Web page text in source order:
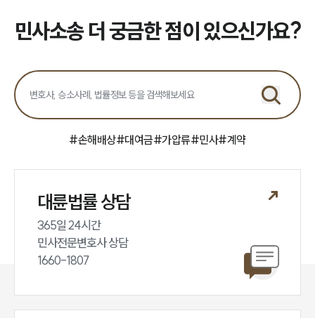
민사그룹 업무
구성원 소개
소식/자료
민사소송 더 궁금한 점이 있으신가요?
#손해배상#대여금#가압류#민사#계약
대륜법률 상담
365일 24시간
민사전문변호사 상담
1660-1807